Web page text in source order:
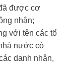
được cơ
nhận;
với tên các tổ
nước có
danh nhân,